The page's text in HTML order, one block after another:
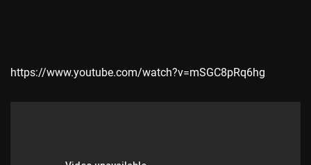
https://www.youtube.com/watch?v=mSGC8pRq6hg